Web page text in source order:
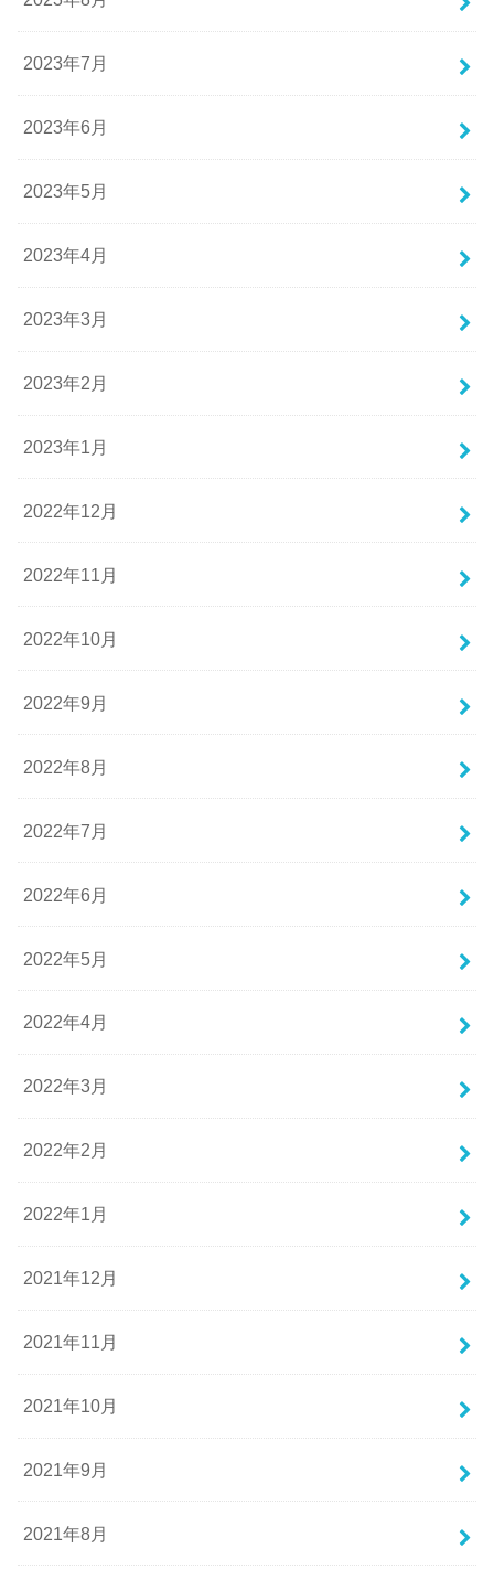
2023年7月
2023年6月
2023年5月
2023年4月
2023年3月
2023年2月
2023年1月
2022年12月
2022年11月
2022年10月
2022年9月
2022年8月
2022年7月
2022年6月
2022年5月
2022年4月
2022年3月
2022年2月
2022年1月
2021年12月
2021年11月
2021年10月
2021年9月
2021年8月